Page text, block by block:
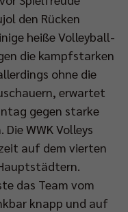
den Rücken
heiße Volleyball-
die kampfstarken
ohne die
erwartet
gegen starke
WWK Volleys
auf dem vierten
das Team vom
knapp und auf